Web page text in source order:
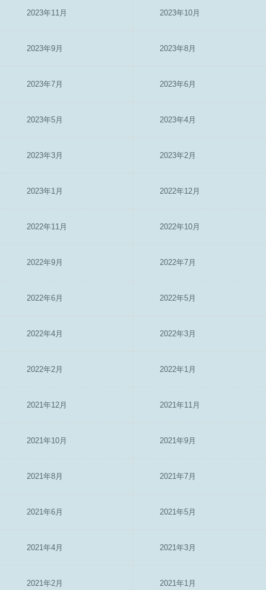
2023年11月 2023年10月
2023年9月 2023年8月
2023年7月 2023年6月
2023年5月 2023年4月
2023年3月 2023年2月
2023年1月 2022年12月
2022年11月 2022年10月
2022年9月 2022年7月
2022年6月 2022年5月
2022年4月 2022年3月
2022年2月 2022年1月
2021年12月 2021年11月
2021年10月 2021年9月
2021年8月 2021年7月
2021年6月 2021年5月
2021年4月 2021年3月
2021年2月 2021年1月